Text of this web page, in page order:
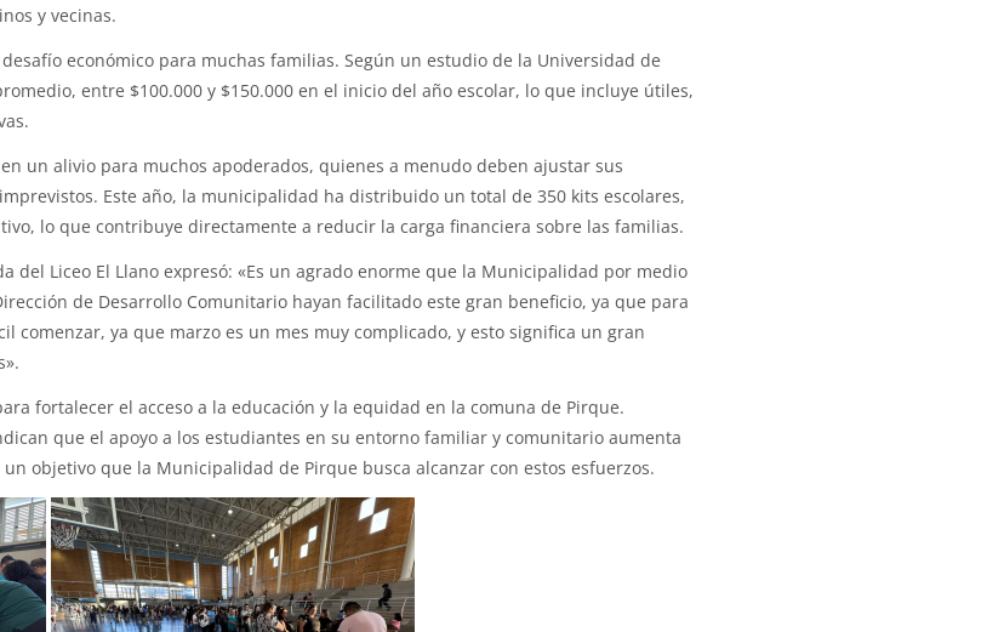
y vecinas.
económico para muchas familias. Según un estudio de la Universidad de
entre $100.000 y $150.000 en el inicio del año escolar, lo que incluye útiles,
un alivio para muchos apoderados, quienes a menudo deben ajustar sus
Este año, la municipalidad ha distribuido un total de 350 kits escolares,
lo que contribuye directamente a reducir la carga financiera sobre las familias.
del Liceo El Llano expresó: «Es un agrado enorme que la Municipalidad por medio
de Desarrollo Comunitario hayan facilitado este gran beneficio, ya que para
comenzar, ya que marzo es un mes muy complicado, y esto significa un gran
fortalecer el acceso a la educación y la equidad en la comuna de Pirque.
que el apoyo a los estudiantes en su entorno familiar y comunitario aumenta
objetivo que la Municipalidad de Pirque busca alcanzar con estos esfuerzos.